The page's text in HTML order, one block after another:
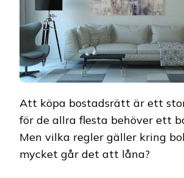
Att köpa bostadsrätt är ett
för de allra flesta behöver ett
Men vilka regler gäller kring
mycket går det att låna?